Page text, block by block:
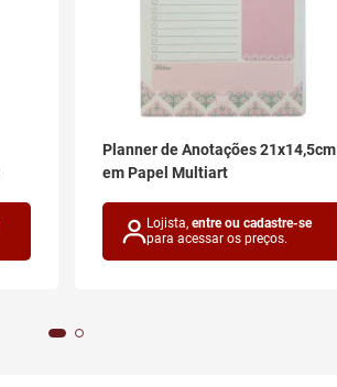
Planner de Anotações 21x14,5cm
em Papel Multiart
Lojista, entre ou cadastre-se
para acessar os preços.